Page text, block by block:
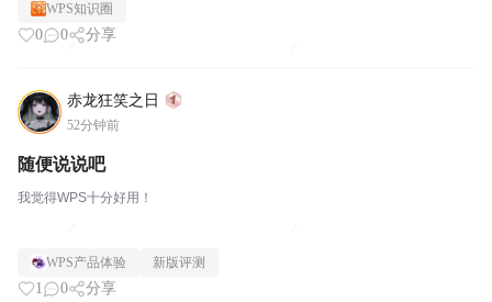
WPS知识圈
0 0 分享
赤龙狂笑之日
52分钟前
随便说说吧
我觉得WPS十分好用！
WPS产品体验 新版评测
1 0 分享